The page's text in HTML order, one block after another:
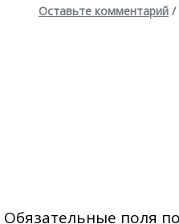
Оставьте комментарий /
Обязательные поля